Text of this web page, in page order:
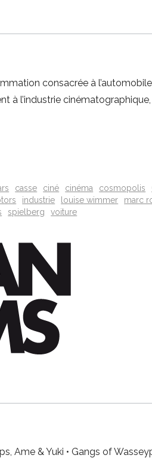
consacrée à
l’industrie
casse ciné cinéma cosmopolis
industrie louise wimmer marc
spielberg voiture
Ame & Yuki • Gangs of